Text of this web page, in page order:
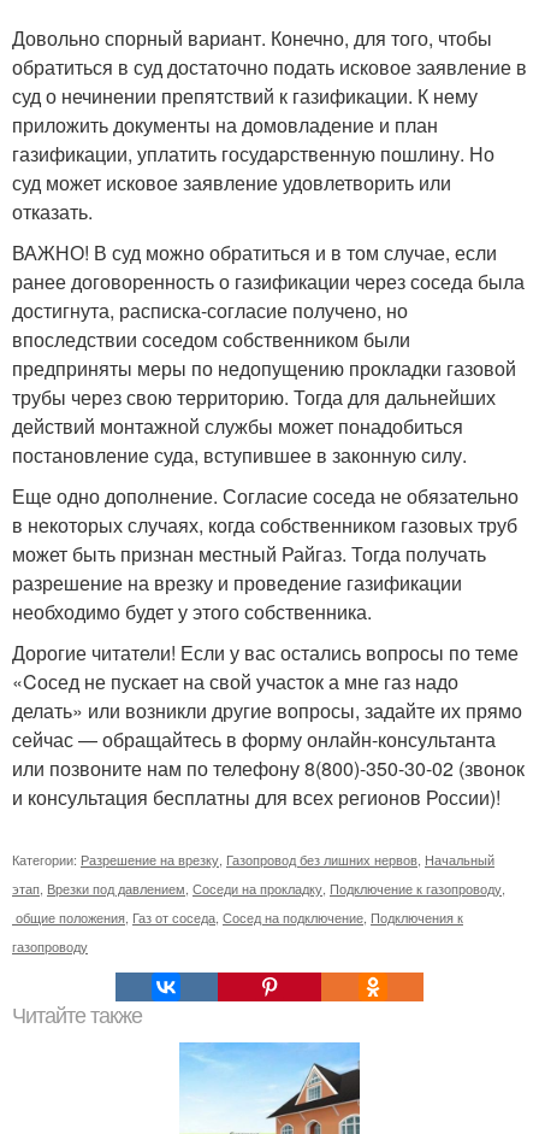
Довольно спорный вариант. Конечно, для того, чтобы
обратиться в суд достаточно подать исковое заявление в
суд о нечинении препятствий к газификации. К нему
приложить документы на домовладение и план
газификации, уплатить государственную пошлину. Но
суд может исковое заявление удовлетворить или
отказать.
ВАЖНО! В суд можно обратиться и в том случае, если
ранее договоренность о газификации через соседа была
достигнута, расписка-согласие получено, но
впоследствии соседом собственником были
предприняты меры по недопущению прокладки газовой
трубы через свою территорию. Тогда для дальнейших
действий монтажной службы может понадобиться
постановление суда, вступившее в законную силу.
Еще одно дополнение. Согласие соседа не обязательно
в некоторых случаях, когда собственником газовых труб
может быть признан местный Райгаз. Тогда получать
разрешение на врезку и проведение газификации
необходимо будет у этого собственника.
Дорогие читатели! Если у вас остались вопросы по теме
«Cосед не пускает на свой участок а мне газ надо
делать» или возникли другие вопросы, задайте их прямо
сейчас — обращайтесь в форму онлайн-консультанта
или позвоните нам по телефону 8(800)-350-30-02 (звонок
и консультация бесплатны для всех регионов России)!
Категории: Разрешение на врезку Газопровод без лишних нервов Начальный
этап Врезки под давлением Соседи на прокладку Подключение к газопроводу
общие положения Газ от соседа Сосед на подключение Подключения к
газопроводу
Читайте также